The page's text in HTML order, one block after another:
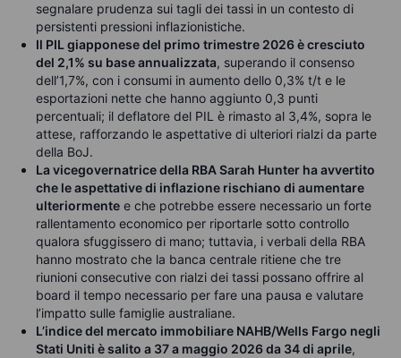
segnalare prudenza sui tagli dei tassi in un contesto di
persistenti pressioni inflazionistiche.
Il PIL giapponese del primo trimestre 2026 è cresciuto
del 2,1% su base annualizzata, superando il consenso
dell’1,7%, con i consumi in aumento dello 0,3% t/t e le
esportazioni nette che hanno aggiunto 0,3 punti
percentuali; il deflatore del PIL è rimasto al 3,4%, sopra le
attese, rafforzando le aspettative di ulteriori rialzi da parte
della BoJ.
La vicegovernatrice della RBA Sarah Hunter ha avvertito
che le aspettative di inflazione rischiano di aumentare
ulteriormente e che potrebbe essere necessario un forte
rallentamento economico per riportarle sotto controllo
qualora sfuggissero di mano; tuttavia, i verbali della RBA
hanno mostrato che la banca centrale ritiene che tre
riunioni consecutive con rialzi dei tassi possano offrire al
board il tempo necessario per fare una pausa e valutare
l’impatto sulle famiglie australiane.
L’indice del mercato immobiliare NAHB/Wells Fargo negli
Stati Uniti è salito a 37 a maggio 2026 da 34 di aprile,